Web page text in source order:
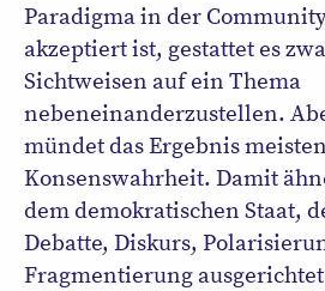
Paradigma in der
akzeptiert ist, gestattet es
Sichtweisen auf ein Thema
nebeneinanderzustellen.
mündet das Ergebnis
Konsenswahrheit. Damit
dem demokratischen Staat,
Debatte, Diskurs,
Fragmentierung